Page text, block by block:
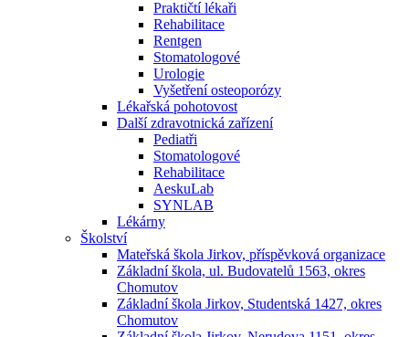
Praktičtí lékaři
Rehabilitace
Rentgen
Stomatologové
Urologie
Vyšetření osteoporózy
Lékařská pohotovost
Další zdravotnická zařízení
Pediatři
Stomatologové
Rehabilitace
AeskuLab
SYNLAB
Lékárny
Školství
Mateřská škola Jirkov, příspěvková organizace
Základní škola, ul. Budovatelů 1563, okres
Chomutov
Základní škola Jirkov, Studentská 1427, okres
Chomutov